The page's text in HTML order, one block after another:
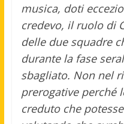
musica, doti
credevo, il ruolo di
delle due squadre
durante la fase
sbagliato. Non nel
prerogative perché
creduto che